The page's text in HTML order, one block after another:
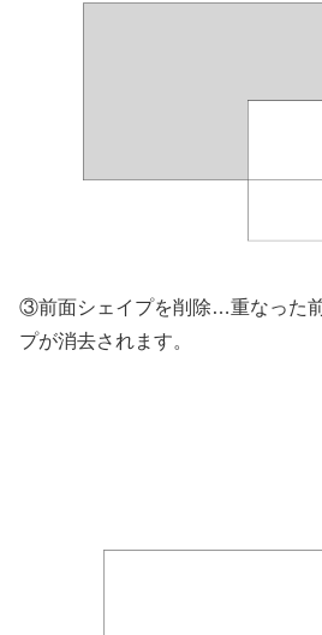
③前面シェイプを削除…重なった
プが消去されます。